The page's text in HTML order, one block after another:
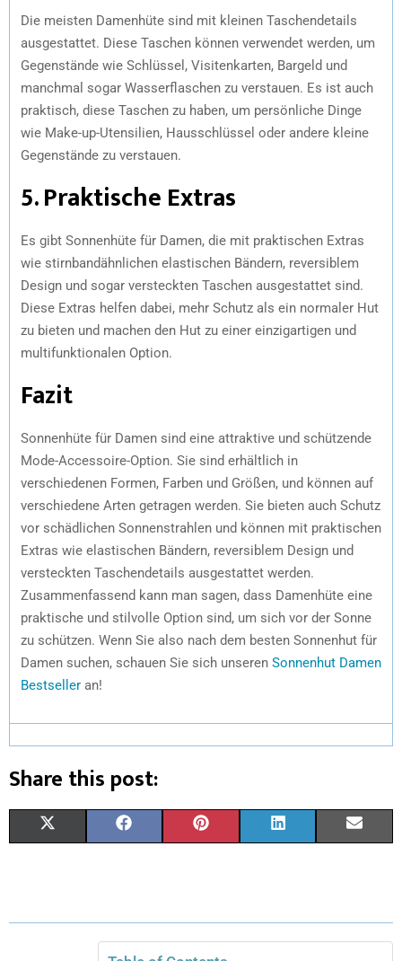
Die meisten Damenhüte sind mit kleinen Taschendetails
ausgestattet. Diese Taschen können verwendet werden, um
Gegenstände wie Schlüssel, Visitenkarten, Bargeld und
manchmal sogar Wasserflaschen zu verstauen. Es ist auch
praktisch, diese Taschen zu haben, um persönliche Dinge
wie Make-up-Utensilien, Hausschlüssel oder andere kleine
Gegenstände zu verstauen.
5. Praktische Extras
Es gibt Sonnenhüte für Damen, die mit praktischen Extras
wie stirnbandähnlichen elastischen Bändern, reversiblem
Design und sogar versteckten Taschen ausgestattet sind.
Diese Extras helfen dabei, mehr Schutz als ein normaler Hut
zu bieten und machen den Hut zu einer einzigartigen und
multifunktionalen Option.
Fazit
Sonnenhüte für Damen sind eine attraktive und schützende
Mode-Accessoire-Option. Sie sind erhältlich in
verschiedenen Formen, Farben und Größen, und können auf
verschiedene Arten getragen werden. Sie bieten auch Schutz
vor schädlichen Sonnenstrahlen und können mit praktischen
Extras wie elastischen Bändern, reversiblem Design und
versteckten Taschendetails ausgestattet werden.
Zusammenfassend kann man sagen, dass Damenhüte eine
praktische und stilvolle Option sind, um sich vor der Sonne
zu schützen. Wenn Sie also nach dem besten Sonnenhut für
Damen suchen, schauen Sie sich unseren Sonnenhut Damen
Bestseller an!
Share this post:
W E T
E
K I